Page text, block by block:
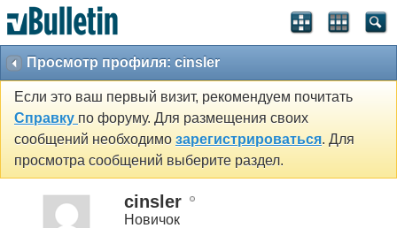
Просмотр профиля: cinsler
Если это ваш первый визит, рекомендуем почитать
Справку по форуму. Для размещения своих
сообщений необходимо зарегистрироваться. Для
просмотра сообщений выберите раздел.
cinsler
Новичок